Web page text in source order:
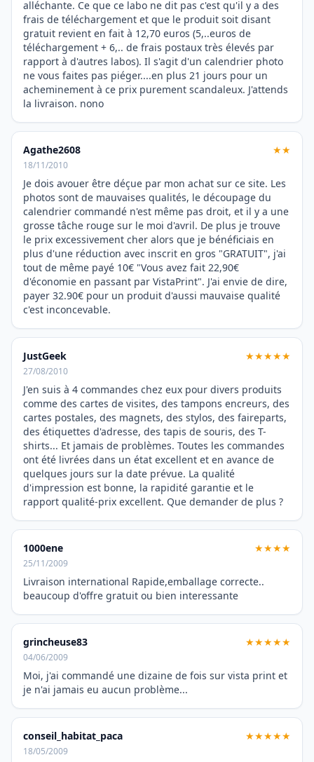
alléchante. Ce que ce labo ne dit pas c'est qu'il y a des
frais de téléchargement et que le produit soit disant
gratuit revient en fait à 12,70 euros (5,..euros de
téléchargement + 6,.. de frais postaux très élevés par
rapport à d'autres labos). Il s'agit d'un calendrier photo
ne vous faites pas piéger....en plus 21 jours pour un
acheminement à ce prix purement scandaleux. J'attends
la livraison. nono
Agathe2608 ★★
18/11/2010
Je dois avouer être déçue par mon achat sur ce site. Les
photos sont de mauvaises qualités, le découpage du
calendrier commandé n'est même pas droit, et il y a une
grosse tâche rouge sur le moi d'avril. De plus je trouve
le prix excessivement cher alors que je bénéficiais en
plus d'une réduction avec inscrit en gros "GRATUIT", j'ai
tout de même payé 10€ "Vous avez fait 22,90€
d'économie en passant par VistaPrint". J'ai envie de dire,
payer 32.90€ pour un produit d'aussi mauvaise qualité
c'est inconcevable.
JustGeek ★★★★★
27/08/2010
J'en suis à 4 commandes chez eux pour divers produits
comme des cartes de visites, des tampons encreurs, des
cartes postales, des magnets, des stylos, des faireparts,
des étiquettes d'adresse, des tapis de souris, des T-
shirts... Et jamais de problèmes. Toutes les commandes
ont été livrées dans un état excellent et en avance de
quelques jours sur la date prévue. La qualité
d'impression est bonne, la rapidité garantie et le
rapport qualité-prix excellent. Que demander de plus ?
1000ene ★★★★
25/11/2009
Livraison international Rapide,emballage correcte..
beaucoup d'offre gratuit ou bien interessante
grincheuse83 ★★★★★
04/06/2009
Moi, j'ai commandé une dizaine de fois sur vista print et
je n'ai jamais eu aucun problème...
conseil_habitat_paca ★★★★★
18/05/2009